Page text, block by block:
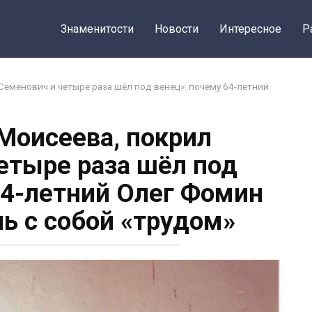
Знаменитости Новости Интересное
и четыре раза шёл под венец»: почему 64-летний
покрил
раза шёл под
летний Олег Фомин
с собой «трудом»